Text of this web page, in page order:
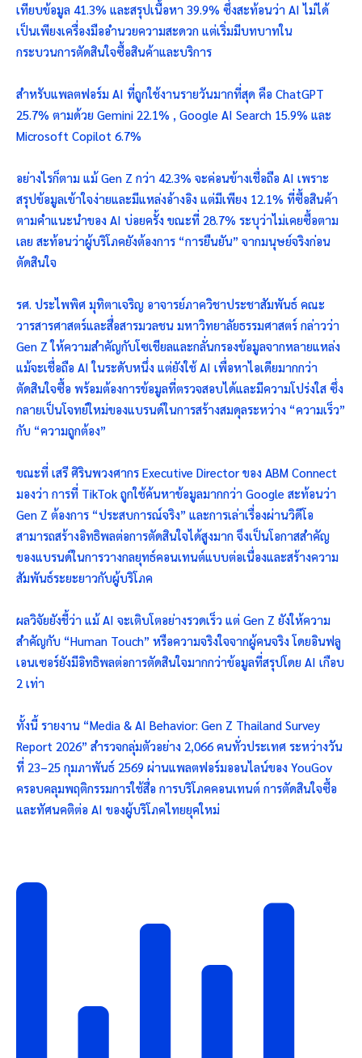
เทียบข้อมูล 41.3% และสรุปเนื้อหา 39.9% ซึ่งสะท้อนว่า AI ไม่ได้
เป็นเพียงเครื่องมืออำนวยความสะดวก แต่เริ่มมีบทบาทใน
กระบวนการตัดสินใจซื้อสินค้าและบริการ
สำหรับแพลตฟอร์ม AI ที่ถูกใช้งานรายวันมากที่สุด คือ ChatGPT
25.7% ตามด้วย Gemini 22.1% , Google AI Search 15.9% และ
Microsoft Copilot 6.7%
อย่างไรก็ตาม แม้ Gen Z กว่า 42.3% จะค่อนข้างเชื่อถือ AI เพราะ
สรุปข้อมูลเข้าใจง่ายและมีแหล่งอ้างอิง แต่มีเพียง 12.1% ที่ซื้อสินค้า
ตามคำแนะนำของ AI บ่อยครั้ง ขณะที่ 28.7% ระบุว่าไม่เคยซื้อตาม
เลย สะท้อนว่าผู้บริโภคยังต้องการ “การยืนยัน” จากมนุษย์จริงก่อน
ตัดสินใจ
รศ. ประไพพิศ มุทิตาเจริญ อาจารย์ภาควิชาประชาสัมพันธ์ คณะ
วารสารศาสตร์และสื่อสารมวลชน มหาวิทยาลัยธรรมศาสตร์ กล่าวว่า
Gen Z ให้ความสำคัญกับโซเชียลและกลั่นกรองข้อมูลจากหลายแหล่ง
แม้จะเชื่อถือ AI ในระดับหนึ่ง แต่ยังใช้ AI เพื่อหาไอเดียมากกว่า
ตัดสินใจซื้อ พร้อมต้องการข้อมูลที่ตรวจสอบได้และมีความโปร่งใส ซึ่ง
กลายเป็นโจทย์ใหม่ของแบรนด์ในการสร้างสมดุลระหว่าง “ความเร็ว”
กับ “ความถูกต้อง”
ขณะที่ เสรี ศิรินพวงศากร Executive Director ของ ABM Connect
มองว่า การที่ TikTok ถูกใช้ค้นหาข้อมูลมากกว่า Google สะท้อนว่า
Gen Z ต้องการ “ประสบการณ์จริง” และการเล่าเรื่องผ่านวิดีโอ
สามารถสร้างอิทธิพลต่อการตัดสินใจได้สูงมาก จึงเป็นโอกาสสำคัญ
ของแบรนด์ในการวางกลยุทธ์คอนเทนต์แบบต่อเนื่องและสร้างความ
สัมพันธ์ระยะยาวกับผู้บริโภค
ผลวิจัยยังชี้ว่า แม้ AI จะเติบโตอย่างรวดเร็ว แต่ Gen Z ยังให้ความ
สำคัญกับ “Human Touch” หรือความจริงใจจากผู้คนจริง โดยอินฟลู
เอนเซอร์ยังมีอิทธิพลต่อการตัดสินใจมากกว่าข้อมูลที่สรุปโดย AI เกือบ
2 เท่า
ทั้งนี้ รายงาน “Media & AI Behavior: Gen Z Thailand Survey
Report 2026” สำรวจกลุ่มตัวอย่าง 2,066 คนทั่วประเทศ ระหว่างวัน
ที่ 23–25 กุมภาพันธ์ 2569 ผ่านแพลตฟอร์มออนไลน์ของ YouGov
ครอบคลุมพฤติกรรมการใช้สื่อ การบริโภคคอนเทนต์ การตัดสินใจซื้อ
และทัศนคติต่อ AI ของผู้บริโภคไทยยุคใหม่